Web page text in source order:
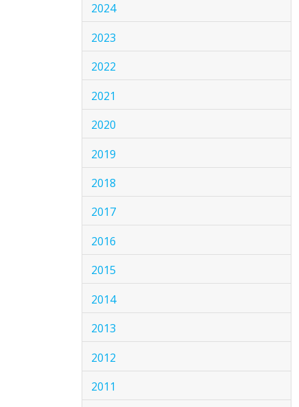
2024
2023
2022
2021
2020
2019
2018
2017
2016
2015
2014
2013
2012
2011